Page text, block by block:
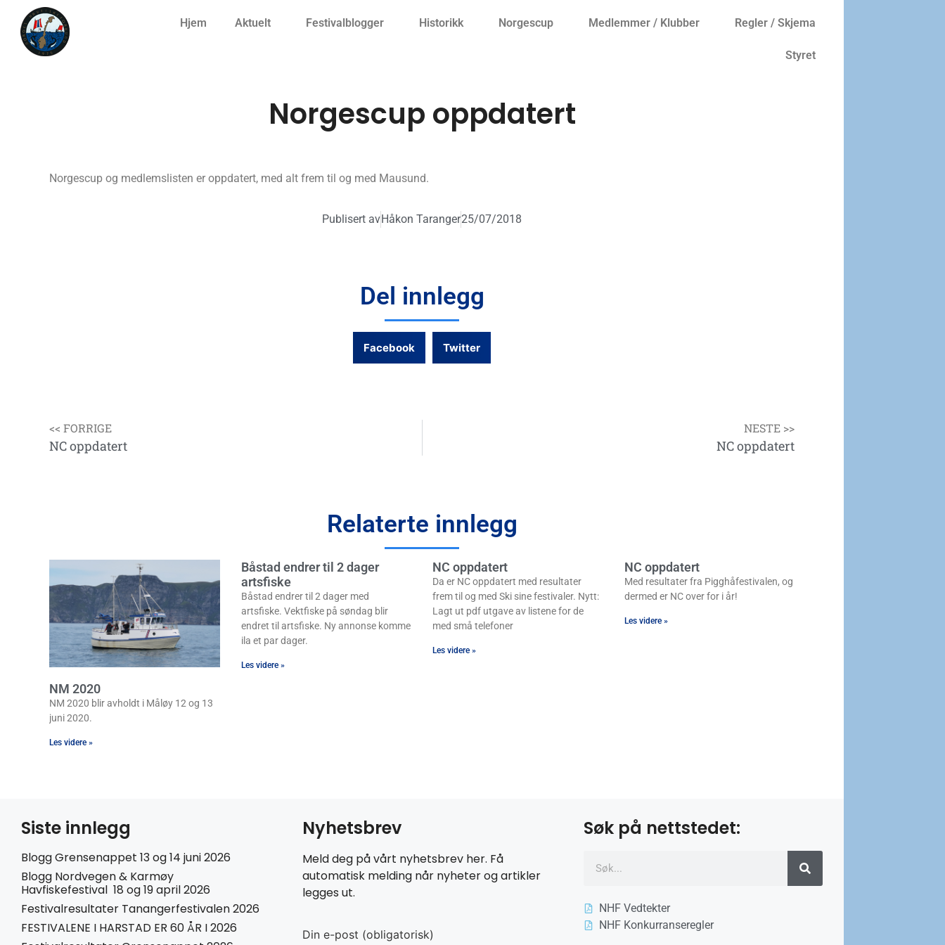
Hjem Aktuelt Festivalblogger Historikk Norgescup Medlemmer / Klubber Regler / Skjema
Styret
Norgescup oppdatert
Norgescup og medlemslisten er oppdatert, med alt frem til og med Mausund.
Publisert avHåkon Taranger25/07/2018
Del innlegg
Facebook Twitter
<< FORRIGE
NC oppdatert
NESTE >>
NC oppdatert
Relaterte innlegg
NM 2020
NM 2020 blir avholdt i Måløy 12 og 13
juni 2020.
Les videre »
Båstad endrer til 2 dager
artsfiske
Båstad endrer til 2 dager med
artsfiske. Vektfiske på søndag blir
endret til artsfiske. Ny annonse komme
ila et par dager.
Les videre »
NC oppdatert
Da er NC oppdatert med resultater
frem til og med Ski sine festivaler. Nytt:
Lagt ut pdf utgave av listene for de
med små telefoner
Les videre »
NC oppdatert
Med resultater fra Pigghåfestivalen, og
dermed er NC over for i år!
Les videre »
Siste innlegg
Blogg Grensenappet 13 og 14 juni 2026
Blogg Nordvegen & Karmøy
Havfiskefestival 18 og 19 april 2026
Festivalresultater Tanangerfestivalen 2026
FESTIVALENE I HARSTAD ER 60 ÅR I 2026
Nyhetsbrev
Meld deg på vårt nyhetsbrev her. Få
automatisk melding når nyheter og artikler
legges ut.
Din e-post (obligatorisk)
Søk på nettstedet:
NHF Vedtekter
NHF Konkurranseregler